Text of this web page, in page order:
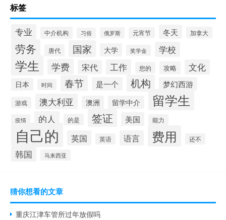
标签
专业 中介机构 习俗 俄罗斯 元宵节 冬天 加拿大
劳务 唐代 国家 大学 奖学金 学校
学生 学费 宋代 工作 您的 攻略 文化
日本 时间 春节 是一个 机构 梦幻西游
游戏 澳大利亚 澳洲 留学中介 留学生
疫情 的人 的是 签证 美国 能力
自己的 英国 英语 语言 费用 还不
韩国 马来西亚
猜你想看的文章
重庆江津车管所过年放假吗